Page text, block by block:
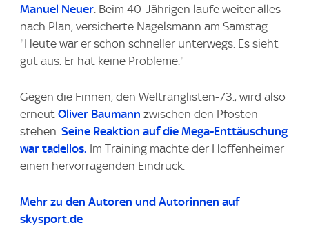
Manuel Neuer. Beim 40-Jährigen laufe weiter alles
nach Plan, versicherte Nagelsmann am Samstag.
"Heute war er schon schneller unterwegs. Es sieht
gut aus. Er hat keine Probleme."
Gegen die Finnen, den Weltranglisten-73., wird also
erneut Oliver Baumann zwischen den Pfosten
stehen. Seine Reaktion auf die Mega-Enttäuschung
war tadellos. Im Training machte der Hoffenheimer
einen hervorragenden Eindruck.
Mehr zu den Autoren und Autorinnen auf
skysport.de